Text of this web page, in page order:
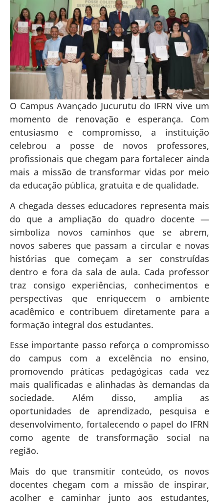
O Campus Avançado Jucurutu do IFRN vive um
momento de renovação e esperança. Com
entusiasmo e compromisso, a instituição
celebrou a posse de novos professores,
profissionais que chegam para fortalecer ainda
mais a missão de transformar vidas por meio
da educação pública, gratuita e de qualidade.
A chegada desses educadores representa mais
do que a ampliação do quadro docente —
simboliza novos caminhos que se abrem,
novos saberes que passam a circular e novas
histórias que começam a ser construídas
dentro e fora da sala de aula. Cada professor
traz consigo experiências, conhecimentos e
perspectivas que enriquecem o ambiente
acadêmico e contribuem diretamente para a
formação integral dos estudantes.
Esse importante passo reforça o compromisso
do campus com a excelência no ensino,
promovendo práticas pedagógicas cada vez
mais qualificadas e alinhadas às demandas da
sociedade. Além disso, amplia as
oportunidades de aprendizado, pesquisa e
desenvolvimento, fortalecendo o papel do IFRN
como agente de transformação social na
região.
Mais do que transmitir conteúdo, os novos
docentes chegam com a missão de inspirar,
acolher e caminhar junto aos estudantes,